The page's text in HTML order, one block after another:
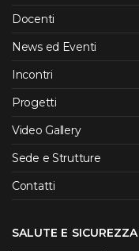
Docenti
News ed Eventi
Incontri
Progetti
Video Gallery
Sede e Strutture
Contatti
SALUTE E SICUREZZA